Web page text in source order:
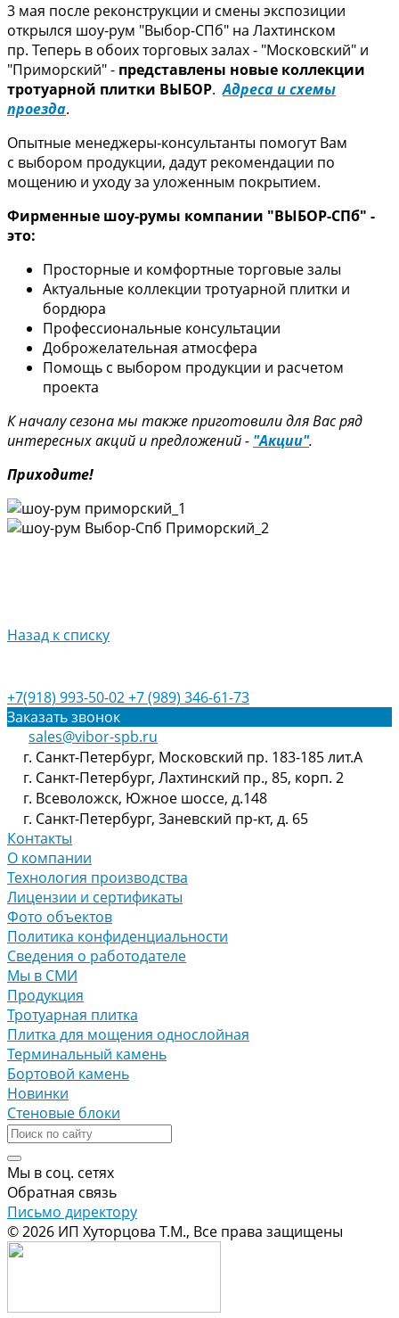
3 мая после реконструкции и смены экспозиции
открылся шоу-рум "Выбор-СПб" на Лахтинском
пр. Теперь в обоих торговых залах - "Московский" и
"Приморский" - представлены новые коллекции
тротуарной плитки ВЫБОР.Адреса и схемы
проезда.
Опытные менеджеры-консультанты помогут Вам
с выбором продукции, дадут рекомендации по
мощению и уходу за уложенным покрытием.
Фирменные шоу-румы компании "ВЫБОР-СПб" -
это:
Просторные и комфортные торговые залы
Актуальные коллекции тротуарной плитки и
бордюра
Профессиональные консультации
Доброжелательная атмосфера
Помощь с выбором продукции и расчетом
проекта
К началу сезона мы также приготовили для Вас ряд
интересных акций и предложений - "Акции".
Приходите!
Назад к списку
+7(918) 993-50-02+7 (989) 346-61-73
Заказать звонок
sales@vibor-spb.ru
г. Санкт-Петербург, Московский пр. 183-185 лит.А
г. Санкт-Петербург, Лахтинский пр., 85, корп. 2
г. Всеволожск, Южное шоссе, д.148
г. Санкт-Петербург, Заневский пр-кт, д. 65
Контакты
О компании
Технология производства
Лицензии и сертификаты
Фото объектов
Политика конфиденциальности
Сведения о работодателе
Мы в СМИ
Продукция
Тротуарная плитка
Плитка для мощения однослойная
Терминальный камень
Бортовой камень
Новинки
Стеновые блоки
Мы в соц. сетях
Обратная связь
Письмо директору
© 2026 ИП Хуторцова Т.М., Все права защищены